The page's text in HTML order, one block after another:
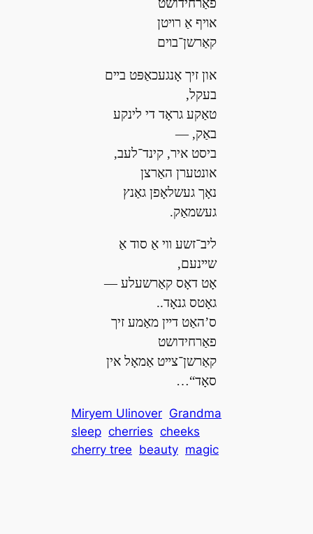
פאַרחידושט
אױף אַ רױטן
קאַרשן־בױם
און זיך אָנגעכאַפּט בײם
בעקל,
טאַקע גראָד די לינקע
באַק, —
ביסט איר, קינד־לעב,
אונטערן האַרצן
נאָך געשלאָפן גאַנץ
געשמאַק.
ליב־זשע װי אַ סוד אַ
שײנעם,
אָט דאָס קאַרשעלע —
גאָטס גנאָד..
ס’האַט דײן מאַמע זיך
פאַרחידושט
קאַרשן־צײט אַמאָל אין
סאָד“…
Miryem Ulinover Grandma
sleep cherries cheeks
cherry tree beauty magic